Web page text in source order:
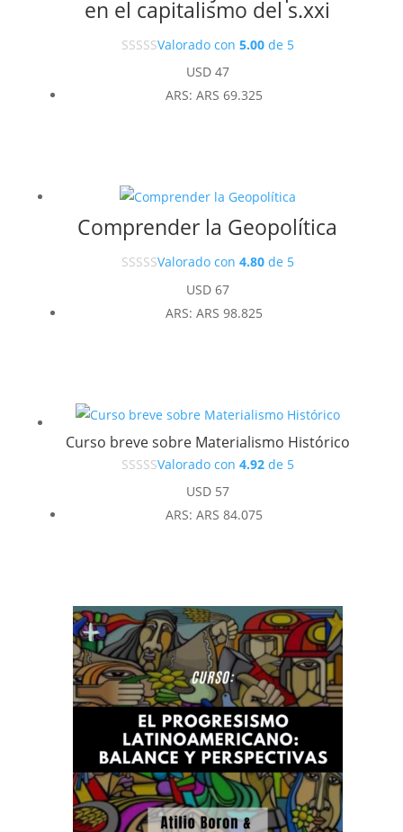
en el capitalismo del s.xxi
Valorado con 5.00de 5
USD47
ARS: ARS 69.325
Comprender la Geopolítica
Valorado con 4.80de 5
USD67
ARS: ARS 98.825
Curso breve sobre Materialismo Histórico
Valorado con 4.92de 5
USD57
ARS: ARS 84.075